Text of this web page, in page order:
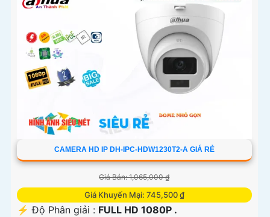
CAMERA HD IP DH-IPC-HDW1230T2-A GIÁ RẺ
Giá Bán: 1,065,000 ₫
Giá Khuyến Mại: 745,500 ₫
️⚡ Độ Phân giải : FULL HD 1080P .